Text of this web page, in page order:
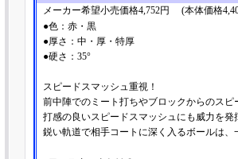
メーカー希望小売価格4,752円 (本体価格
●色：赤・黒
●厚さ：中・厚・特厚
●硬さ：35°
スピードスマッシュ重視！
前中陣でのミート打ちやブロックからのスピ
打感の良いスピードスマッシュにも威力を発
鋭い軌道で相手コートに深く入るボールは、